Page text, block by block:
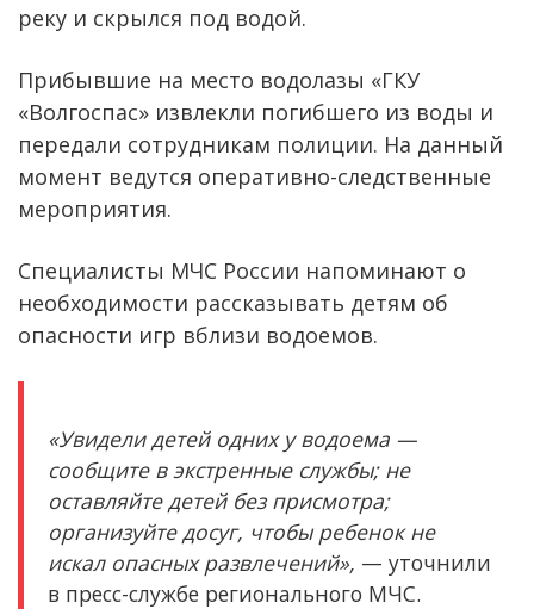
реку и скрылся под водой.
Прибывшие на место водолазы «ГКУ
«Волгоспас» извлекли погибшего из воды и
передали сотрудникам полиции. На данный
момент ведутся оперативно-следственные
мероприятия.
Специалисты МЧС России напоминают о
необходимости рассказывать детям об
опасности игр вблизи водоемов.
«Увидели детей одних у водоема —
сообщите в экстренные службы; не
оставляйте детей без присмотра;
организуйте досуг, чтобы ребенок не
искал опасных развлечений», — уточнили
в пресс-службе регионального МЧС.